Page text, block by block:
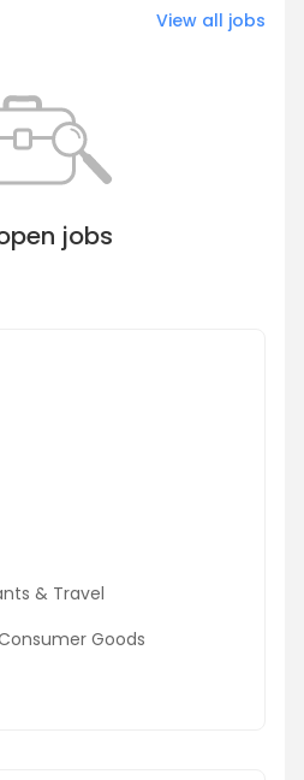
View all jobs
jobs
& Travel
Goods